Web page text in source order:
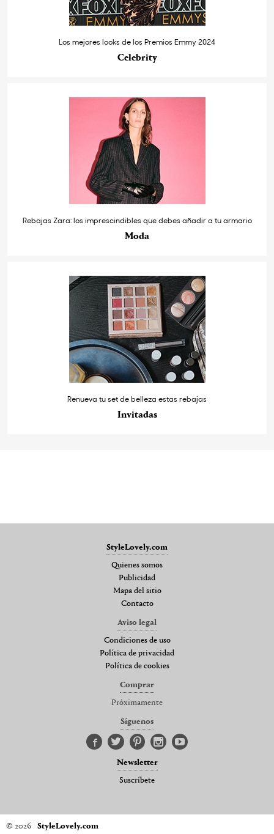
Los mejores looks de los Premios Emmy 2024
Celebrity
Rebajas Zara: los imprescindibles que debes añadir a tu armario
Moda
Renueva tu set de belleza estas rebajas
Invitadas
StyleLovely.com
Quienes somos
Publicidad
Mapa del sitio
Contacto
Aviso legal
Condiciones de uso
Política de privacidad
Política de cookies
Comprar
Próximamente
Síguenos
Newsletter
Suscríbete
© 2026 StyleLovely.com